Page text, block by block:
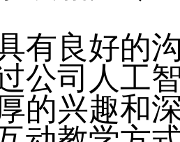
好的沟
公司人工
的兴趣和